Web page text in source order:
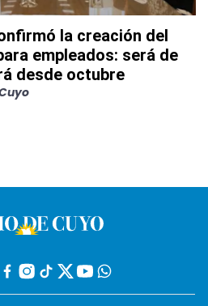
la creación del
empleados: será de
desde octubre